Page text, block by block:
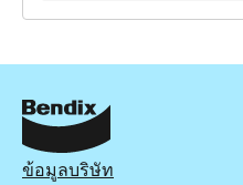
ข้อมูลบริษัท